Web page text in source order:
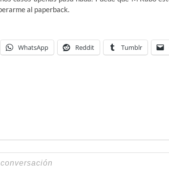
al paperback.
WhatsApp Reddit Tumblr